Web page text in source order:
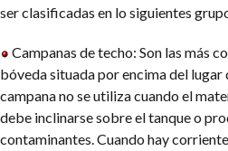
ser clasificadas en lo siguientes
Campanas de techo: Son las más
bóveda situada por encima del
campana no se utiliza cuando el
debe inclinarse sobre el tanque o
contaminantes. Cuando hay